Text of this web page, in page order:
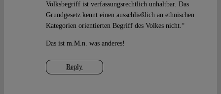
Reply
Volksbegriff ist verfassungsrechtlich unhaltbar. Das
Grundgesetz kennt einen ausschließlich an ethnischen
Kategorien orientierten Begriff des Volkes nicht.“
Das ist m.M.n. was anderes!